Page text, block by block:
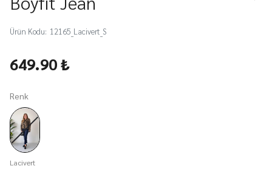
Ürün Kodu: 12165_Lacivert_S
649.90 ₺
Renk
Lacivert